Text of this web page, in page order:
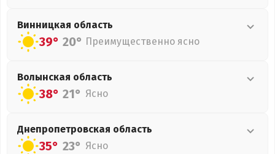
Винницкая область
39° 20° Преимущественно ясно
Волынская область
38° 21° Ясно
Днепропетровская область
35° 23° Ясно